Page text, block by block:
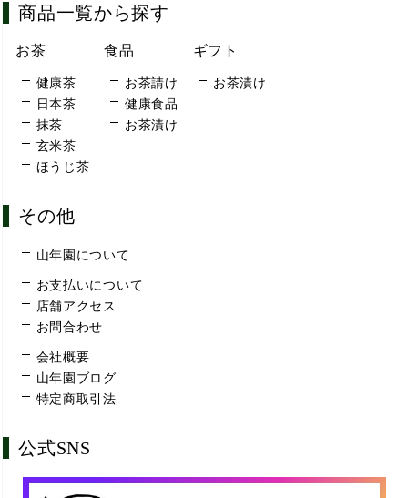
商品一覧から探す
お茶
健康茶
日本茶
抹茶
玄米茶
ほうじ茶
食品
お茶請け
健康食品
お茶漬け
ギフト
お茶漬け
その他
山年園について
お支払いについて
店舗アクセス
お問合わせ
会社概要
山年園ブログ
特定商取引法
公式SNS